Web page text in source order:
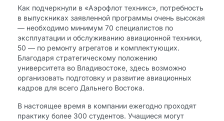
Как подчеркнули в «Аэрофлот техникс», потребность
в выпускниках заявленной программы очень высокая
— необходимо минимум 70 специалистов по
эксплуатации и обслуживанию авиационной техники,
50 — по ремонту агрегатов и комплектующих.
Благодаря стратегическому положению
университета во Владивостоке, здесь возможно
организовать подготовку и развитие авиационных
кадров для всего Дальнего Востока.
В настоящее время в компании ежегодно проходят
практику более 300 студентов. Учащиеся могут